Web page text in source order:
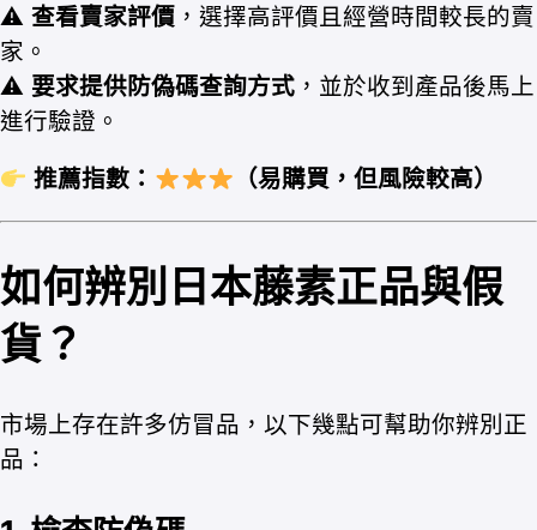
⚠ 查看賣家評價 ，選擇高評價且經營時間較長的賣
家。
⚠ 要求提供防偽碼查詢方式 ，並於收到產品後馬上
進行驗證。
推薦指數： （易購買，但風險較高）
如何辨別日本藤素正品與假
貨？
市場上存在許多仿冒品，以下幾點可幫助你辨別正
品：